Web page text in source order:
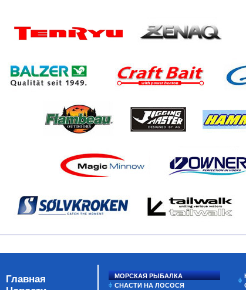
Главная
МОРСКАЯ РЫБАЛКА
СНАСТИ НА ЛОСОСЯ